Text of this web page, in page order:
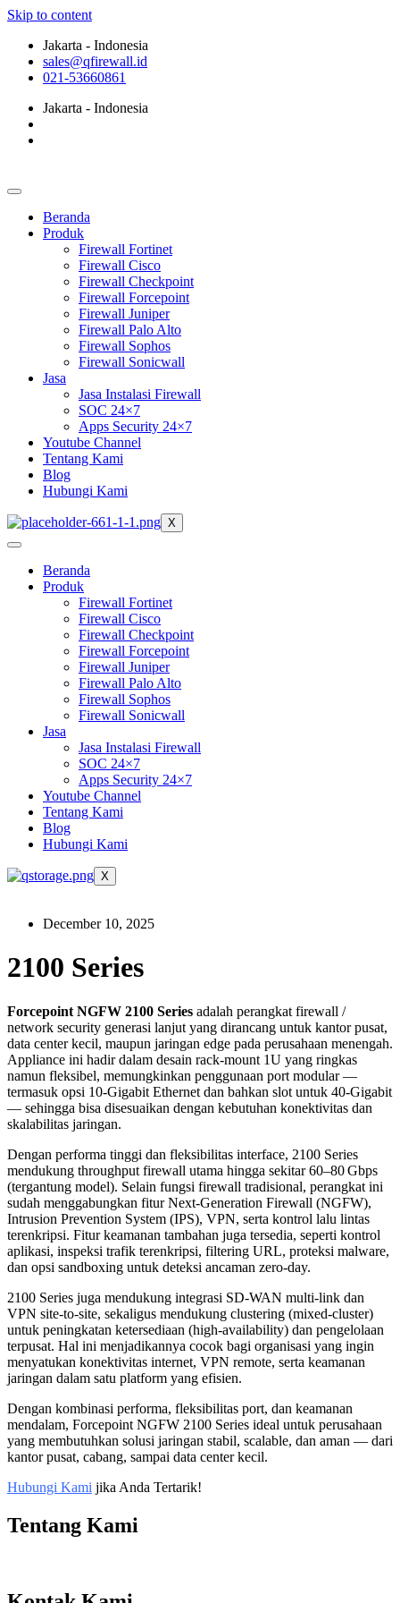
Skip to content
Jakarta - Indonesia
sales@qfirewall.id
021-53660861
Jakarta - Indonesia
Beranda
Produk
Firewall Fortinet
Firewall Cisco
Firewall Checkpoint
Firewall Forcepoint
Firewall Juniper
Firewall Palo Alto
Firewall Sophos
Firewall Sonicwall
Jasa
Jasa Instalasi Firewall
SOC 24×7
Apps Security 24×7
Youtube Channel
Tentang Kami
Blog
Hubungi Kami
X
Beranda
Produk
Firewall Fortinet
Firewall Cisco
Firewall Checkpoint
Firewall Forcepoint
Firewall Juniper
Firewall Palo Alto
Firewall Sophos
Firewall Sonicwall
Jasa
Jasa Instalasi Firewall
SOC 24×7
Apps Security 24×7
Youtube Channel
Tentang Kami
Blog
Hubungi Kami
X
December 10, 2025
2100 Series
Forcepoint NGFW 2100 Series adalah perangkat firewall /
network security generasi lanjut yang dirancang untuk kantor pusat,
data center kecil, maupun jaringan edge pada perusahaan menengah.
Appliance ini hadir dalam desain rack‑mount 1U yang ringkas
namun fleksibel, memungkinkan penggunaan port modular —
termasuk opsi 10‑Gigabit Ethernet dan bahkan slot untuk 40‑Gigabit
— sehingga bisa disesuaikan dengan kebutuhan konektivitas dan
skalabilitas jaringan.
Dengan performa tinggi dan fleksibilitas interface, 2100 Series
mendukung throughput firewall utama hingga sekitar 60–80 Gbps
(tergantung model). Selain fungsi firewall tradisional, perangkat ini
sudah menggabungkan fitur Next‑Generation Firewall (NGFW),
Intrusion Prevention System (IPS), VPN, serta kontrol lalu lintas
terenkripsi. Fitur keamanan tambahan juga tersedia, seperti kontrol
aplikasi, inspeksi trafik terenkripsi, filtering URL, proteksi malware,
dan opsi sandboxing untuk deteksi ancaman zero‑day.
2100 Series juga mendukung integrasi SD‑WAN multi‑link dan
VPN site‑to‑site, sekaligus mendukung clustering (mixed‑cluster)
untuk peningkatan ketersediaan (high‑availability) dan pengelolaan
terpusat. Hal ini menjadikannya cocok bagi organisasi yang ingin
menyatukan konektivitas internet, VPN remote, serta keamanan
jaringan dalam satu platform yang efisien.
Dengan kombinasi performa, fleksibilitas port, dan keamanan
mendalam, Forcepoint NGFW 2100 Series ideal untuk perusahaan
yang membutuhkan solusi jaringan stabil, scalable, dan aman — dari
kantor pusat, cabang, sampai data center kecil.
Hubungi Kami jika Anda Tertarik!
Tentang Kami